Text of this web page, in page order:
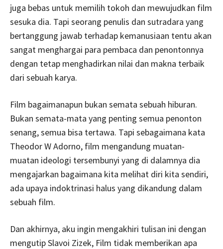
juga bebas untuk memilih tokoh dan mewujudkan film
sesuka dia. Tapi seorang penulis dan sutradara yang
bertanggung jawab terhadap kemanusiaan tentu akan
sangat menghargai para pembaca dan penontonnya
dengan tetap menghadirkan nilai dan makna terbaik
dari sebuah karya.
Film bagaimanapun bukan semata sebuah hiburan.
Bukan semata-mata yang penting semua penonton
senang, semua bisa tertawa. Tapi sebagaimana kata
Theodor W Adorno, film mengandung muatan-
muatan ideologi tersembunyi yang di dalamnya dia
mengajarkan bagaimana kita melihat diri kita sendiri,
ada upaya indoktrinasi halus yang dikandung dalam
sebuah film.
Dan akhirnya, aku ingin mengakhiri tulisan ini dengan
mengutip Slavoi Zizek, Film tidak memberikan apa